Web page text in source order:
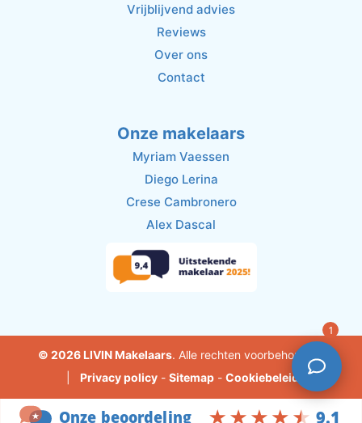
Vrijblijvend advies
Reviews
Over ons
Contact
Onze makelaars
Myriam Vaessen
Diego Lerina
Crese Cambronero
Alex Dascal
© 2026 LIVIN Makelaars. Alle rechten voorbehouden.
Privacy policy - Sitemap - Cookiebeleid
Powered by MTMO
1